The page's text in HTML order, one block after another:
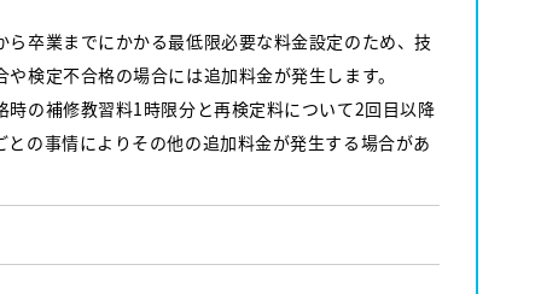
卒業までにかかる最低限必要な料金設定のため、技
検定不合格の場合には追加料金が発生します。
の補修教習料1時限分と再検定料について2回目以降
の事情によりその他の追加料金が発生する場合があ